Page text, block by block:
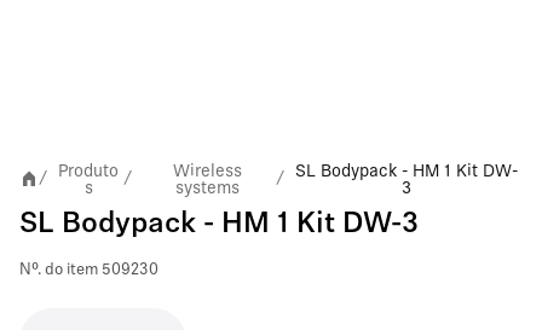
/
Produto
s
/
Wireless
systems
/
SL Bodypack - HM 1 Kit DW-
3
SL Bodypack - HM 1 Kit DW-3
Nº. do item 509230